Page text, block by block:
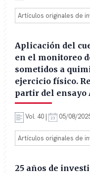
Artículos originales de
Aplicación del
en el monitoreo
sometidos a
ejercicio físico.
partir del ensayo
Vol. 40 | 05/08/
Artículos originales de
25 años de